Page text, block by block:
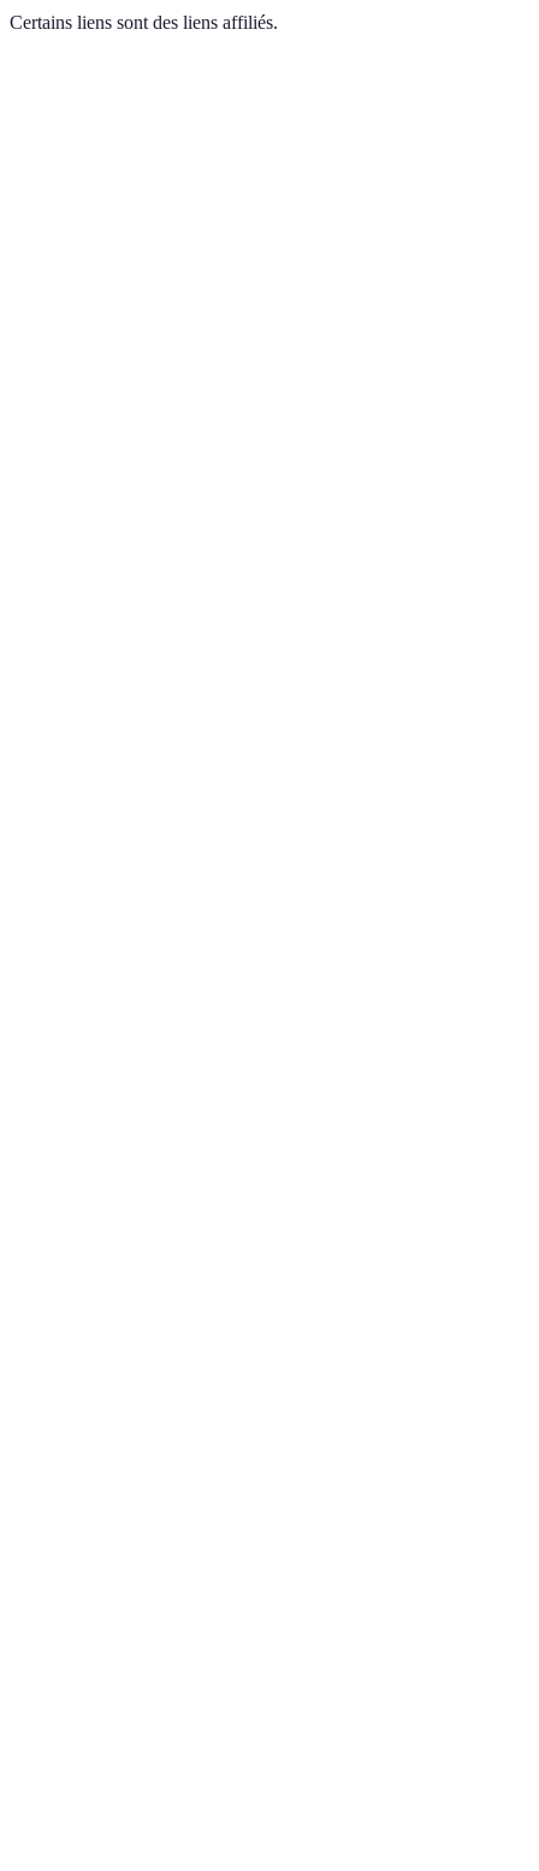
Certains liens sont des liens affiliés.